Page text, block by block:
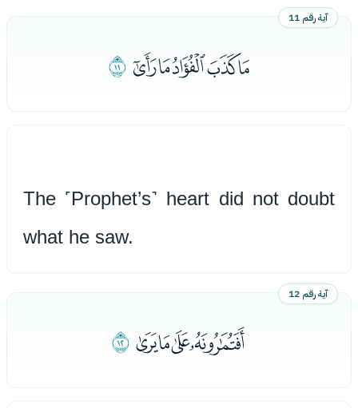
آية رقم 11
ﮂﮃﮄﮅﮆﮇ
The ˹Prophet’s˺ heart did not doubt
what he saw.
آية رقم 12
ﮈﮉﮊﮋﮌ